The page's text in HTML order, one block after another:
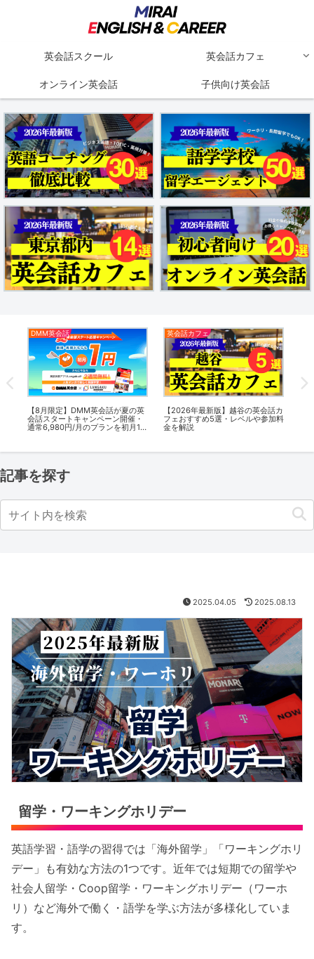
英会話スクール 英会話カフェ
オンライン英会話 子供向け英会話
DMM英会話
【8月限定】DMM英会話が夏の英
会話スタートキャンペーン開催・
通常6,980円/月のプランを初月1円
英会話カフェ
【2026年最新版】越谷の英会話カ
フェおすすめ5選・レベルや参加料
金を解説
記事を探す
2025.04.05 2025.08.13
留学・ワーキングホリデー
英語学習・語学の習得では「海外留学」「ワーキングホリ
デー」も有効な方法の1つです。近年では短期での留学や
社会人留学・Coop留学・ワーキングホリデー（ワーホ
リ）など海外で働く・語学を学ぶ方法が多様化していま
す。